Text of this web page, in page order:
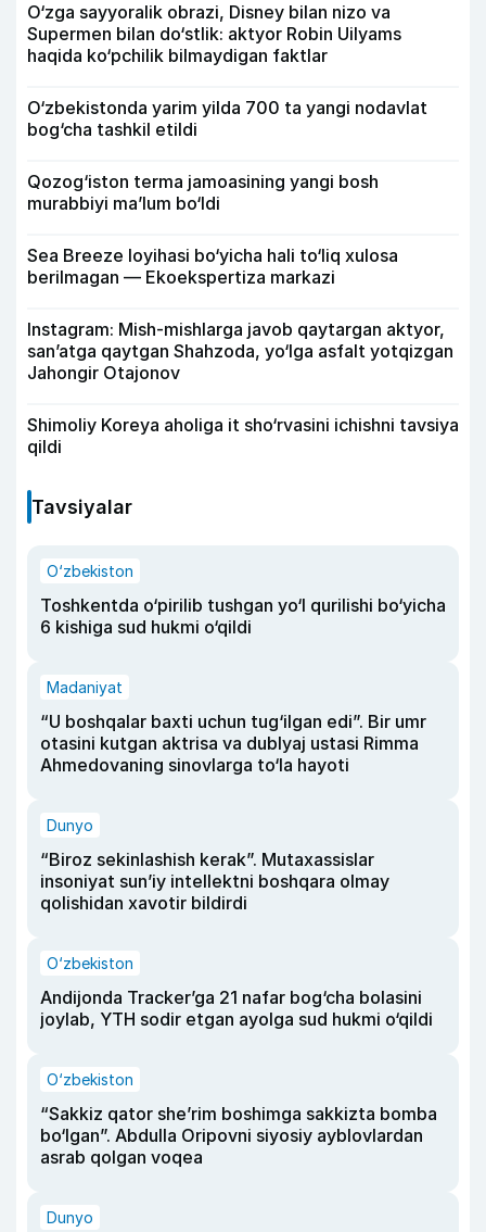
O‘zga sayyoralik obrazi, Disney bilan nizo va
Supermen bilan do‘stlik: aktyor Robin Uilyams
haqida ko‘pchilik bilmaydigan faktlar
O‘zbekistonda yarim yilda 700 ta yangi nodavlat
bog‘cha tashkil etildi
Qozog‘iston terma jamoasining yangi bosh
murabbiyi ma’lum bo‘ldi
Sea Breeze loyihasi bo‘yicha hali to‘liq xulosa
berilmagan — Ekoekspertiza markazi
Instagram: Mish-mishlarga javob qaytargan aktyor,
san’atga qaytgan Shahzoda, yo‘lga asfalt yotqizgan
Jahongir Otajonov
Shimoliy Koreya aholiga it sho‘rvasini ichishni tavsiya
qildi
Tavsiyalar
O‘zbekiston
Toshkentda o‘pirilib tushgan yo‘l qurilishi bo‘yicha
6 kishiga sud hukmi o‘qildi
Madaniyat
“U boshqalar baxti uchun tug‘ilgan edi”. Bir umr
otasini kutgan aktrisa va dublyaj ustasi Rimma
Ahmedovaning sinovlarga to‘la hayoti
Dunyo
“Biroz sekinlashish kerak”. Mutaxassislar
insoniyat sun’iy intellektni boshqara olmay
qolishidan xavotir bildirdi
O‘zbekiston
Andijonda Tracker’ga 21 nafar bog‘cha bolasini
joylab, YTH sodir etgan ayolga sud hukmi o‘qildi
O‘zbekiston
“Sakkiz qator she’rim boshimga sakkizta bomba
bo‘lgan”. Abdulla Oripovni siyosiy ayblovlardan
asrab qolgan voqea
Dunyo